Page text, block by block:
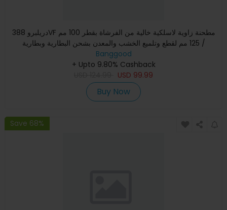
دريلبرو 388VF مطحنة زاوية لاسلكية خالية من الفرشاة بقطر 100 مم
/ 125 مم لقطع وتلميع الخشب والمعدن بشحن البطارية وبطارية
Banggood
+ Upto 9.80% Cashback
USD 99.99
Buy Now
Save 68%